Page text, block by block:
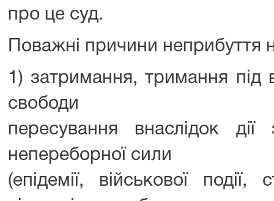
про це суд.
Поважні причини неприбуття
1) затримання, тримання під
свободи
пересування внаслідок
непереборної сили
(епідемії, військової